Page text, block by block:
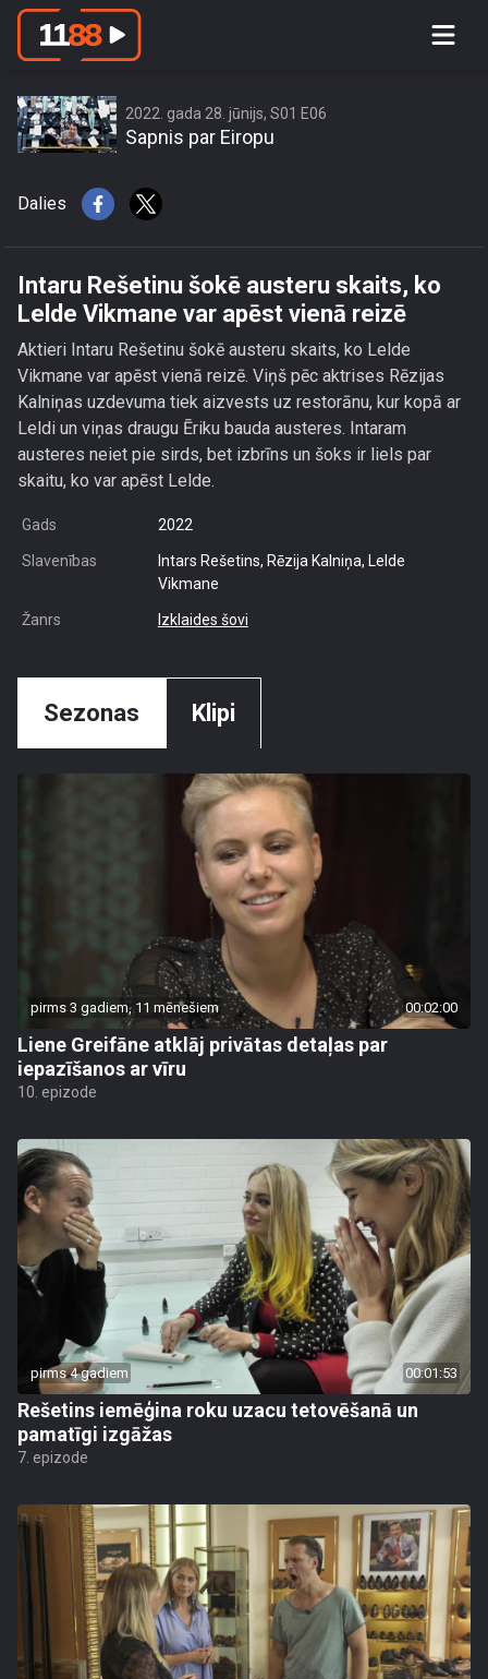
Intaru Rešetinu šokē austeru skaits,
2022. gada 28. jūnijs, S01 E06
Sapnis par Eiropu
Dalies
Intaru Rešetinu šokē austeru skaits, ko
Lelde Vikmane var apēst vienā reizē
Aktieri Intaru Rešetinu šokē austeru skaits, ko Lelde
Vikmane var apēst vienā reizē. Viņš pēc aktrises Rēzijas
Kalniņas uzdevuma tiek aizvests uz restorānu, kur kopā ar
Leldi un viņas draugu Ēriku bauda austeres. Intaram
austeres neiet pie sirds, bet izbrīns un šoks ir liels par
skaitu, ko var apēst Lelde.
Gads 2022
Slavenības
Intars Rešetins, Rēzija Kalniņa, Lelde
Vikmane
Žanrs Izklaides šovi
Sezonas Klipi
pirms 3 gadiem, 11 mēnešiem 00:02:00
Liene Greifāne atklāj privātas detaļas par
iepazīšanos ar vīru
10. epizode
pirms 4 gadiem 00:01:53
Rešetins iemēģina roku uzacu tetovēšanā un
pamatīgi izgāžas
7. epizode